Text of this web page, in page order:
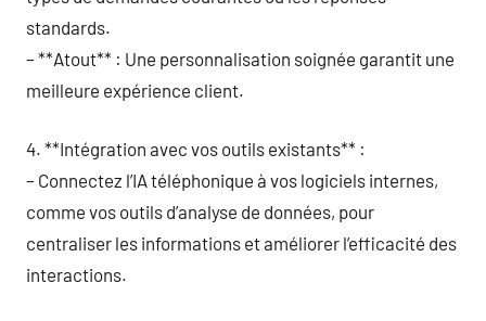
standards.
– **Atout** : Une personnalisation soignée garantit une
meilleure expérience client.
4. **Intégration avec vos outils existants** :
– Connectez l’IA téléphonique à vos logiciels internes,
comme vos outils d’analyse de données, pour
centraliser les informations et améliorer l’efficacité des
interactions.